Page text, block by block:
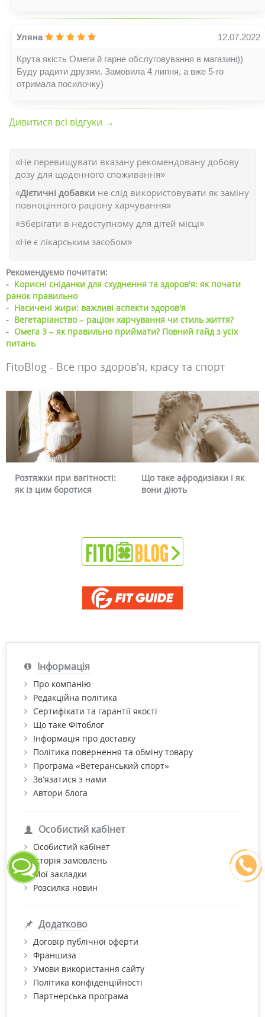
Уляна 12.07.2022
Крута якість Омеги й гарне обслуговування в магазині))
Буду радити друзям. Замовила 4 липня, а вже 5-го
отримала посилочку)
Дивитися всі відгуки →
«Не перевищувати вказану рекомендовану добову
дозу для щоденного споживання»
«Дієтичні добавки не слід використовувати як заміну
повноцінного раціону харчування»
«Зберігати в недоступному для дітей місці»
«Не є лікарським засобом»
Рекомендуємо почитати:
- Корисні сніданки для схуднення та здоров'я: як почати
ранок правильно
- Насичені жири: важливі аспекти здоров'я
- Вегетаріанство – раціон харчування чи стиль життя?
- Омега 3 – як правильно приймати? Повний гайд з усіх
питань
FitoBlog - Все про здоров'я, красу та спорт
Що таке афродизіаки і як
вони діють
Чому червоніє обличчя і
чи можна це прибрати
Інформація
Про компанію
Редакційна політика
Сертифікати та гарантії якості
Що таке Фітоблог
Інформація про доставку
Політика повернення та обміну товару
Програма «Ветеранський спорт»
Зв’язатися з нами
Автори блога
Особистий кабінет
Особистий кабінет
Історія замовлень
Мої закладки
Розсилка новин
Додатково
Договір публічної оферти
Франшиза
Умови використання сайту
Політика конфіденційності
Партнерська програма